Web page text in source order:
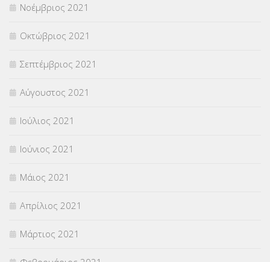
Νοέμβριος 2021
Οκτώβριος 2021
Σεπτέμβριος 2021
Αύγουστος 2021
Ιούλιος 2021
Ιούνιος 2021
Μάιος 2021
Απρίλιος 2021
Μάρτιος 2021